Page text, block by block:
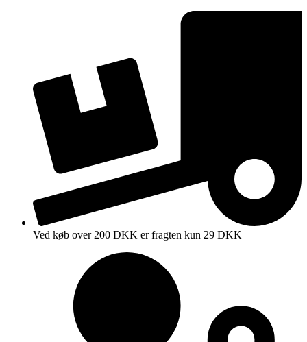
Ved køb over 200 DKK er fragten kun 29 DKK